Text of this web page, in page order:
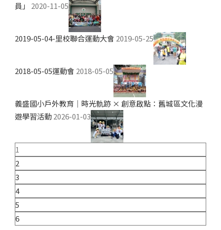
員」
2020-11-05
2019-05-04-里校聯合運動大會 2019-05-25
2018-05-05運動會 2018-05-05
義盛國小戶外教育｜時光軌跡 × 創意啟點：舊城區文化漫
遊學習活動2026-01-03
1
2
3
4
5
6